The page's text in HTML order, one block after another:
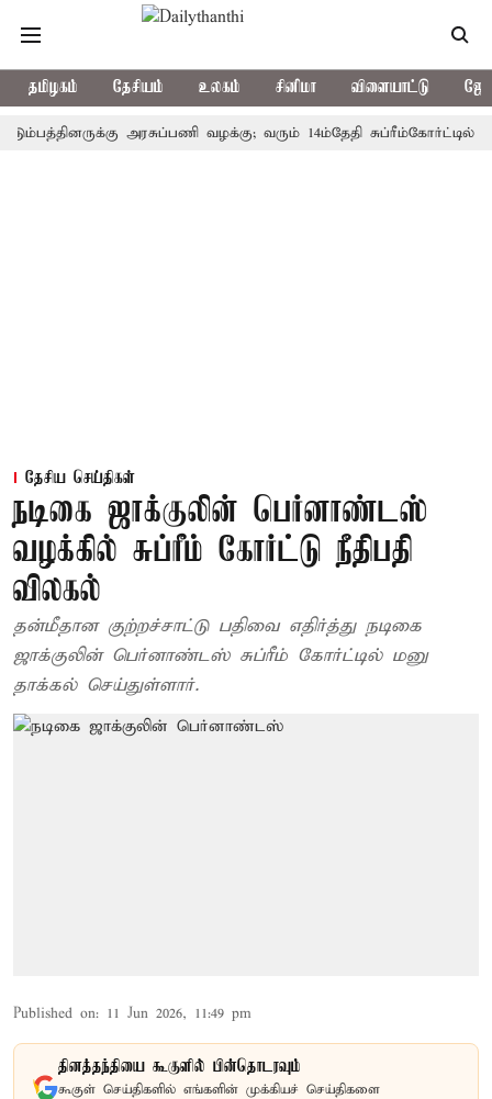
தமிழகம் தேசியம் உலகம் சினிமா விளையாட்டு
அரசுப்பணி வழக்கு; வரும் 14ம்தேதி சுப்ரீம்கோர்ட்டில்
தேசிய செய்திகள்
நடிகை ஜாக்குலின் பெர்னாண்டஸ்
வழக்கில் சுப்ரீம் கோர்ட்டு நீதிபதி
விலகல்
தன்மீதான குற்றச்சாட்டு பதிவை எதிர்த்து நடிகை
ஜாக்குலின் பெர்னாண்டஸ் சுப்ரீம் கோர்ட்டில் மனு
தாக்கல் செய்துள்ளார்.
Published on: 11 Jun 2026, 11:49 pm
தினத்தந்தியை கூகுளில் பின்தொடரவும்
கூகுள் செய்திகளில் எங்களின் முக்கியச் செய்திகளை